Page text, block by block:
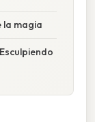
la magia